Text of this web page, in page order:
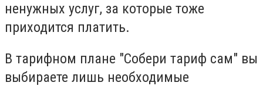
ненужных услуг, за которые тоже
приходится платить.
В тарифном плане "Собери тариф сам" вы
выбираете лишь необходимые